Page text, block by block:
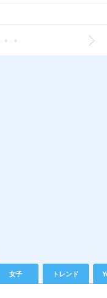
女子 トレンド